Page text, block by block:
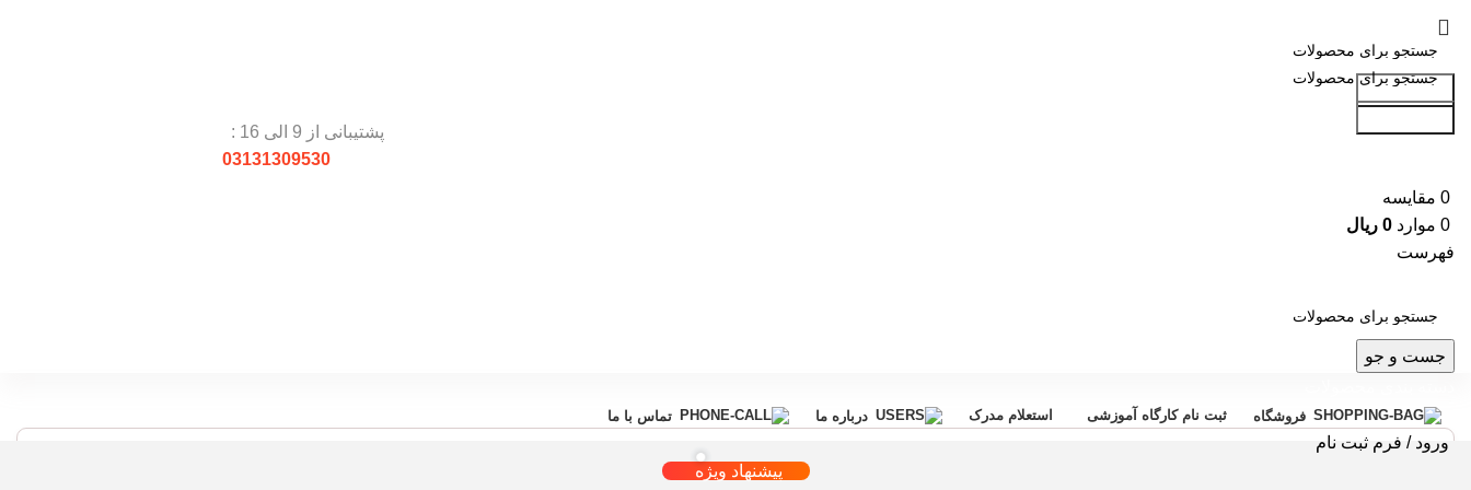
جست و جو
پشتیبانی از 9 الی 16 :
03131309530
0 مقایسه
0 موارد 0 ریال
فهرست
جست و جو
فروشگاه ثبت نام کارگاه آموزشی استعلام مدرک درباره ما تماس با ما
ورود / فرم ثبت نام
پیشنهاد ویژه